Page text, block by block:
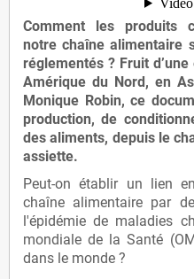
Comment les produits
notre chaîne alimentaire
réglementés ?Fruit d’une
Amérique du Nord, en
Monique Robin, ce
production, de
des aliments, depuis le
assiette.
Peut-on établir un lien
chaîne alimentaire par
l'épidémie de maladies
mondiale de la Santé
dans le monde ?